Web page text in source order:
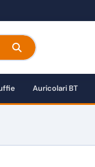
Auricolari BT